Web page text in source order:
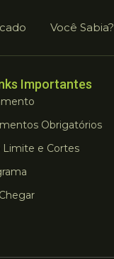
Você Sabia?
Importantes
Obrigatórios
Limite e Cortes